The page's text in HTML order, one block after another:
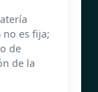
no es fija;
de
de la